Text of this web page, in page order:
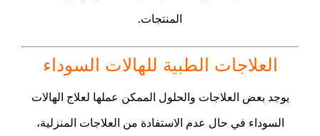
المنتجات.
العلاجات الطبية للهالات السوداء
يوجد بعض العلاجات والحلول الممكن عملها لعلاج الهالات
السوداء في حال عدم الاستفادة من العلاجات المنزلية،